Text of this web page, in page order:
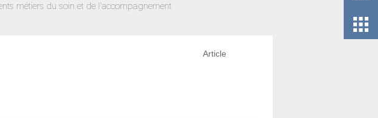
métiers du soin et de l'accompagnement
Article